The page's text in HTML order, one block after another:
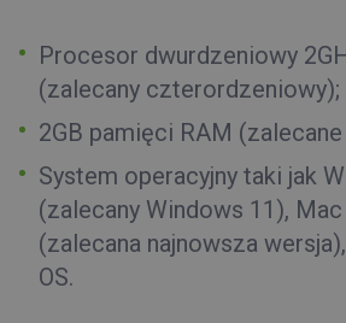
Procesor dwurdzeniowy
(zalecany czterordzeniowy);
2GB pamięci RAM
System operacyjny taki jak
(zalecany Windows 11),
(zalecana najnowsza
OS.